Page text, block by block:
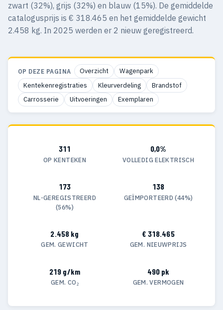
zwart (32%), grijs (32%) en blauw (15%). De gemiddelde
catalogusprijs is € 318.465 en het gemiddelde gewicht
2.458 kg. In 2025 werden er 2 nieuw geregistreerd.
OP DEZE PAGINA Overzicht
Wagenpark
Kentekenregistraties
Kleurverdeling
Brandstof
Carrosserie
Uitvoeringen Exemplaren
311
OP KENTEKEN
0,0%
VOLLEDIG ELEKTRISCH
173
NL-GEREGISTREERD
(56%)
138
GEÏMPORTEERD (44%)
2.458 kg
GEM. GEWICHT
€ 318.465
GEM. NIEUWPRIJS
219 g/km
GEM. CO₂
490 pk
GEM. VERMOGEN